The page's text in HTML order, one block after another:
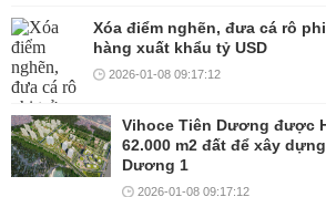
Xóa điểm nghẽn, đưa cá rô
hàng xuất khẩu tỷ USD
2026-01-08 09:17:12
Vihoce Tiên Dương được
62.000 m2 đất để xây
Dương 1
2026-01-08 09:17:12